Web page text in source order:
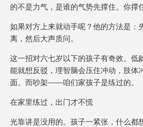
的不是力气，是谁的气势先撑住。你撑
如果对方上来就动手呢？他的方法是：
离，然后大声质问。
这一招对六七岁以下的孩子有奇效。低
能就想反驳，理智脑会压住冲动，肢体
面。而吵架——咱们家孩子是练过的。
在家里练过，出门才不慌
光靠讲是没用的。孩子一紧张，什么都